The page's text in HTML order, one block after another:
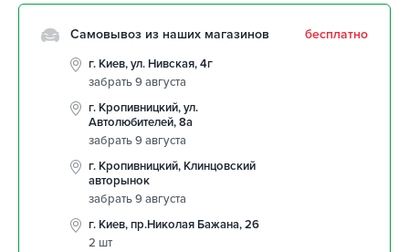
Самовывоз из наших магазинов бесплатно
г. Киев, ул. Нивская, 4г
забрать 9 августа
г. Кропивницкий, ул.
Автолюбителей, 8а
забрать 9 августа
г. Кропивницкий, Клинцовский
авторынок
забрать 9 августа
г. Киев, пр.Николая Бажана, 26
2 шт